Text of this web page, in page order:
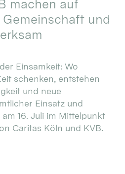
machen auf
und
Einsamkeit: Wo
schenken, entstehen
und neue
Einsatz und
16. Juli im Mittelpunkt
Caritas Köln und KVB.